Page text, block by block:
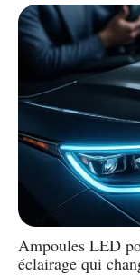
Ampoules LED
éclairage qui